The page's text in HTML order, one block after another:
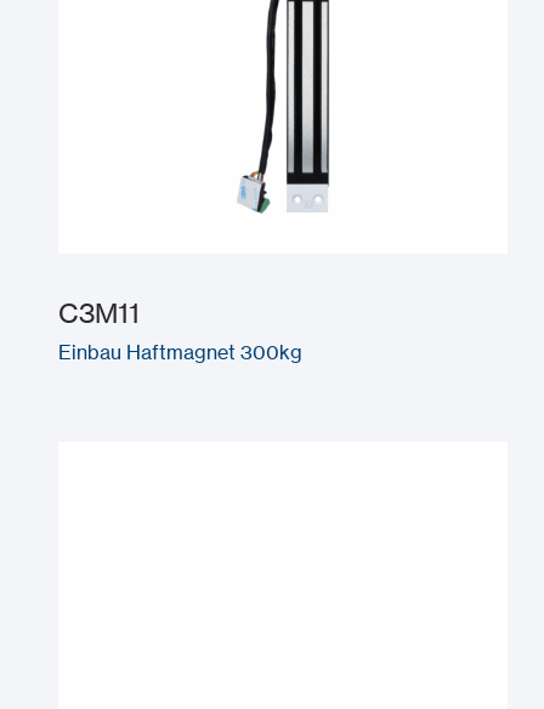
C3M11
Einbau Haftmagnet 300kg